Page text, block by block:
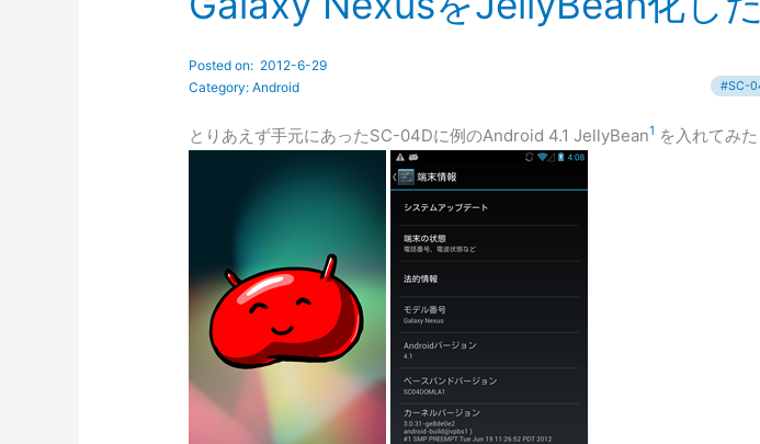
とりあえず手元にあったSC-04Dに例のAndroid 4.1 JellyBean1 を入れてみた